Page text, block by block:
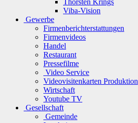
Thorsten Krings
Viba-Vision
Gewerbe
Firmenberichterstattungen
Firmenvideos
Handel
Restaurant
Pressefilme
Video Service
Videovisitenkarten Produktion
Wirtschaft
Youtube TV
Gesellschaft
Gemeinde